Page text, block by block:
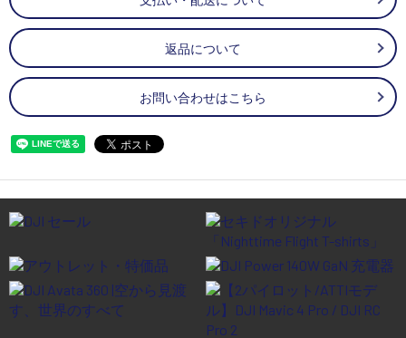
返品について
お問い合わせはこちら